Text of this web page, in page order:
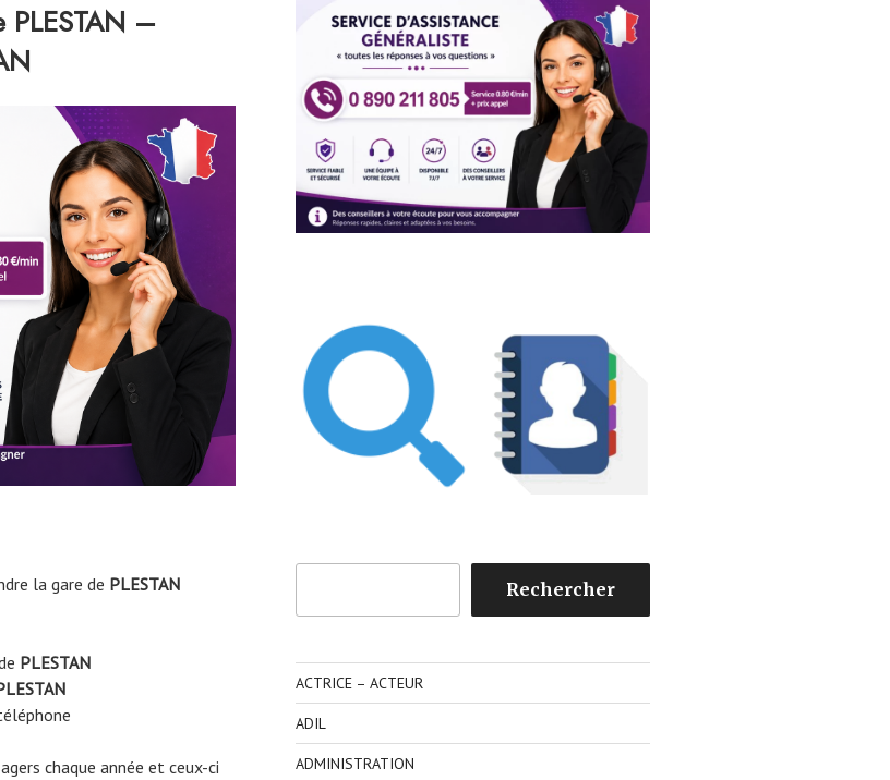
–
la gare de PLESTAN
PLESTAN
chaque année et ceux-ci
Rechercher
ACTRICE – ACTEUR
ADIL
ADMINISTRATION